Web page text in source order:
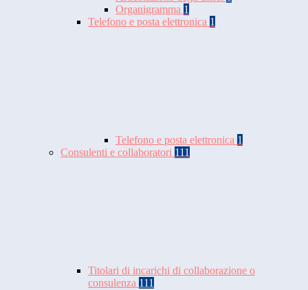
Organigramma 1
Telefono e posta elettronica 1
Telefono e posta elettronica 1
Consulenti e collaboratori 111
Titolari di incarichi di collaborazione o
consulenza 111